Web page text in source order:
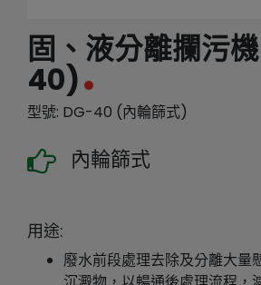
固、液分離攔污
40)
型號: DG-40 (內輪篩式)
內輪篩式
用途:
廢水前段處理去除及分離大量